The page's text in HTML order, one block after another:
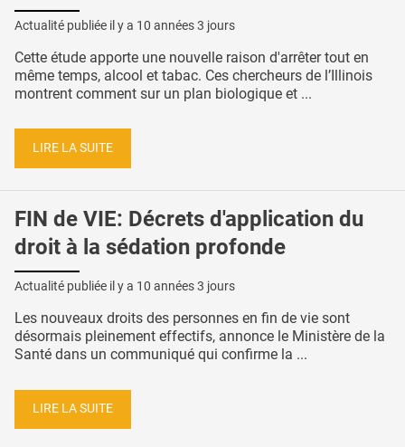
Actualité publiée il y a 10 années 3 jours
Cette étude apporte une nouvelle raison d'arrêter tout en
même temps, alcool et tabac. Ces chercheurs de l’Illinois
montrent comment sur un plan biologique et ...
LIRE LA SUITE
FIN de VIE: Décrets d'application du
droit à la sédation profonde
Actualité publiée il y a 10 années 3 jours
Les nouveaux droits des personnes en fin de vie sont
désormais pleinement effectifs, annonce le Ministère de la
Santé dans un communiqué qui confirme la ...
LIRE LA SUITE